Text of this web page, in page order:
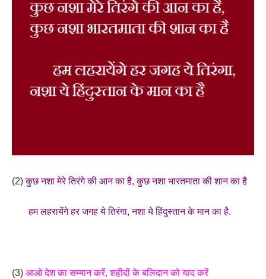
(2)कुछ नशा मेरे तिरंगे की आन का है, कुछ नशा भारतमाता की शान का है
हम लहरायेंगे हर जगह ये तिरंगा, नशा ये हिंदुस्तान के मान का है.
(3) आओ देश का सम्मान करें, शहीदों के बलिदान को याद करें